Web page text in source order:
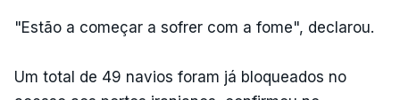
"Estão a começar a sofrer com a fome", declarou.
Um total de 49 navios foram já bloqueados no